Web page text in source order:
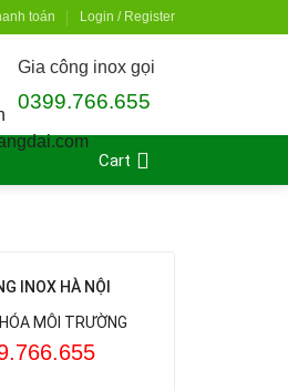
toán Login / Register
Gia công inox gọi
0399.766.655
Cart
INOX HÀ NỘI
MÔI TRƯỜNG